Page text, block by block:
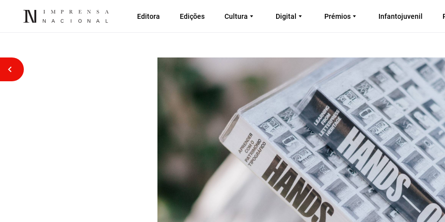
Editora Edições Cultura Digital Prémios Infantojuvenil
Voltar atrás